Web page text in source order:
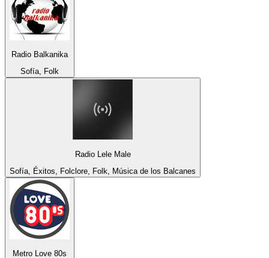
Radio Balkanika
Sofía, Folk
Radio Lele Male
Sofía, Éxitos, Folclore, Folk, Música de los Balcanes
Metro Love 80s